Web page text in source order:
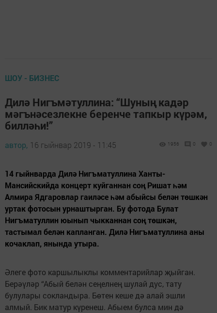
ШОУ - БИЗНЕС
Дилә Нигъмәтуллина: “Шуның кадәр
мәгънәсезлекне беренче тапкыр күрәм,
билләһи!”
автор, 16 гыйнвар 2019 - 11:45 1956 0 0
14 гыйнварда Дилә Нигъматуллина Ханты-
Мансийскийда концерт куйганнан соң Ришат һәм
Алмира Ядгаровлар гаиләсе һәм абыйсы белән төшкән
уртак фотосын урнаштырган. Бу фотода Булат
Нигъматуллин юынып чыкканнан соң төшкән,
тастымал белән капланган. Дилә Нигъматуллина аны
кочаклап, янында утыра.
Әлеге фото каршылыклы комментарийлар җыйган.
Берәүләр “Абый белән сеңелнең шулай дус, тату
булулары сокландыра. Бөтен кеше дә алай эшли
алмый. Бик матур күренеш. Абыем булса мин дә